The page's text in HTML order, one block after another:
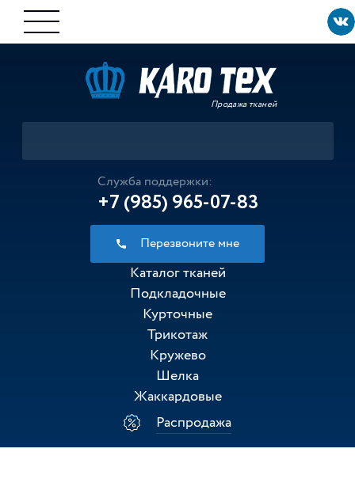
Продажа тканей
Служба поддержки:
+7 (985) 965-07-83
Перезвоните мне
Каталог тканей
Подкладочные
Курточные
Трикотаж
Кружево
Шелка
Жаккардовые
Распродажа